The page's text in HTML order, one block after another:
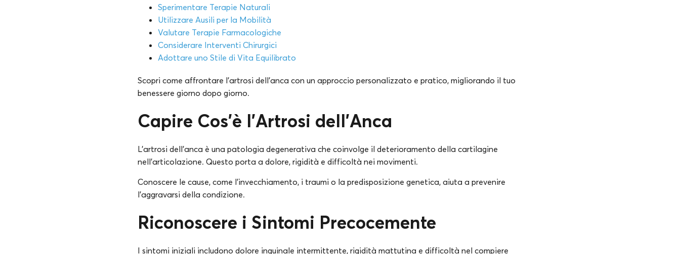
Sperimentare Terapie Naturali
Utilizzare Ausili per la Mobilità
Valutare Terapie Farmacologiche
Considerare Interventi Chirurgici
Adottare uno Stile di Vita Equilibrato
Scopri come affrontare l’artrosi dell’anca con un approccio personalizzato e pratico, migliorando il tuo
benessere giorno dopo giorno.
Capire Cos’è l’Artrosi dell’Anca
L’artrosi dell’anca è una patologia degenerativa che coinvolge il deterioramento della cartilagine
nell’articolazione. Questo porta a dolore, rigidità e difficoltà nei movimenti.
Conoscere le cause, come l’invecchiamento, i traumi o la predisposizione genetica, aiuta a prevenire
l’aggravarsi della condizione.
Riconoscere i Sintomi Precocemente
I sintomi iniziali includono dolore inguinale intermittente, rigidità mattutina e difficoltà nel compiere